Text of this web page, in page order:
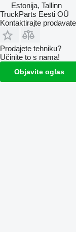
Estonija, Tallinn
TruckParts Eesti OÜ
Kontaktirajte
Prodajete tehniku?
Učinite to s nama!
Objavite oglas